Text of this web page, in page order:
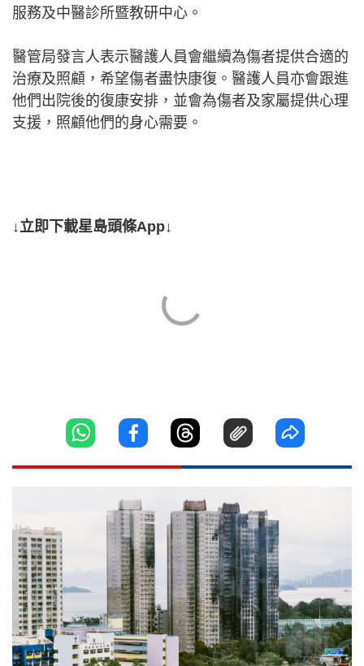
服務及中醫診所暨教研中心。
醫管局發言人表示醫護人員會繼續為傷者提供合適的
治療及照顧，希望傷者盡快康復。醫護人員亦會跟進
他們出院後的復康安排，並會為傷者及家屬提供心理
支援，照顧他們的身心需要。
↓立即下載星島頭條App↓